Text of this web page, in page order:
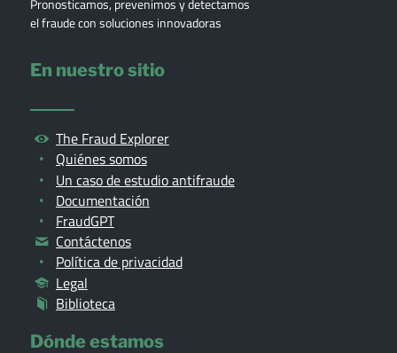
Pronosticamos, prevenimos y detectamos
el fraude con soluciones innovadoras
En nuestro sitio
The Fraud Explorer
Quiénes somos
Un caso de estudio antifraude
Documentación
FraudGPT
Contáctenos
Política de privacidad
Legal
Biblioteca
Dónde estamos